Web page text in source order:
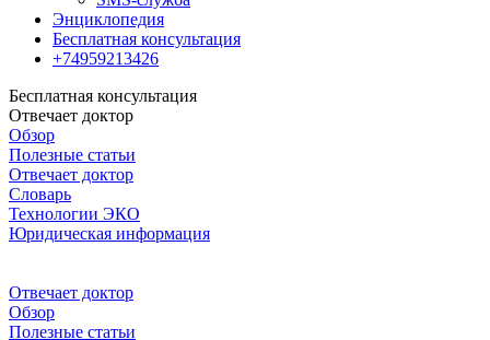
Энциклопедия
Бесплатная консультация
+74959213426
Бесплатная консультация
Отвечает доктор
Обзор
Полезные статьи
Отвечает доктор
Словарь
Технологии ЭКО
Юридическая информация
Отвечает доктор
Обзор
Полезные статьи